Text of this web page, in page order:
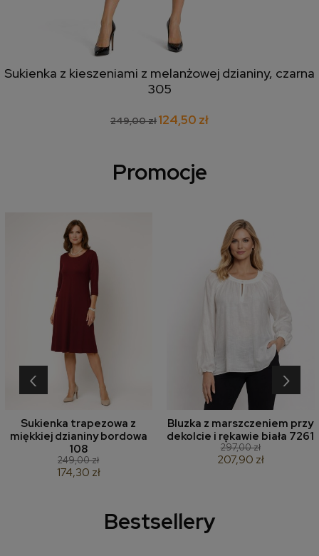
Sukienka z kieszeniami z melanżowej dzianiny, czarna
305
249,00 zł124,50 zł
Promocje
Sukienka trapezowa z
miękkiej dzianiny bordowa
108
249,00 zł
174,30 zł
Bluzka z marszczeniem przy
dekolcie i rękawie biała 7261
297,00 zł
207,90 zł
‹ ›
Bestsellery